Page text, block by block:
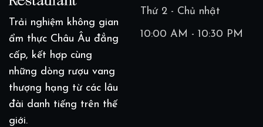
Trải nghiệm không gian
ẩm thực Châu Âu đẳng
cấp, kết hợp cùng
những dòng rượu vang
thượng hạng từ các lâu
đài danh tiếng trên thế
giới.
Thứ 2 - Chủ nhật
10:00 AM - 10:30 PM